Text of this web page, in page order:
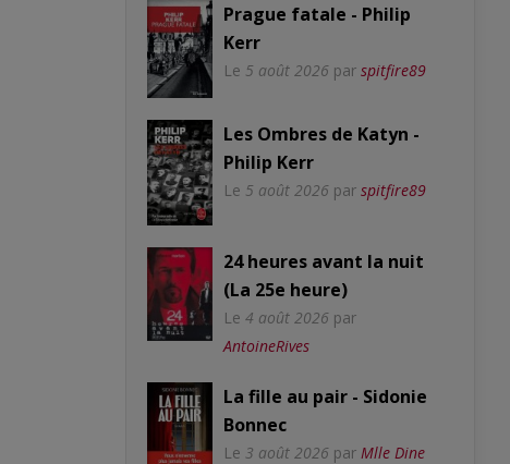
Prague fatale - Philip
Kerr
Le 5 août 2026 par spitfire89
Les Ombres de Katyn -
Philip Kerr
Le 5 août 2026 par spitfire89
24 heures avant la nuit
(La 25e heure)
Le 4 août 2026 par
AntoineRives
La fille au pair - Sidonie
Bonnec
Le 3 août 2026 par Mlle Dine